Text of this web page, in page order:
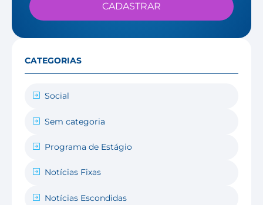
CADASTRAR
CATEGORIAS
Social
Sem categoria
Programa de Estágio
Notícias Fixas
Notícias Escondidas